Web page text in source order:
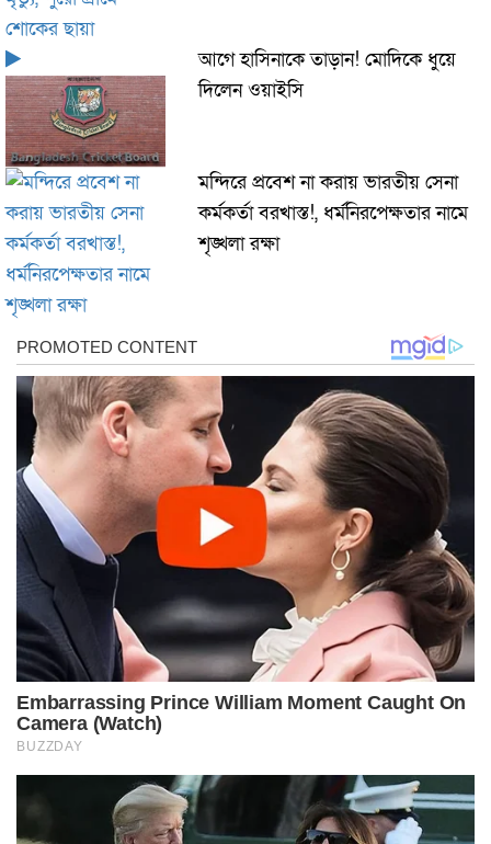
আগে হাসিনাকে তাড়ান! মোদিকে ধুয়ে
দিলেন ওয়াইসি
মন্দিরে প্রবেশ না করায় ভারতীয় সেনা
কর্মকর্তা বরখাস্ত!, ধর্মনিরপেক্ষতার নামে
শৃঙ্খলা রক্ষা